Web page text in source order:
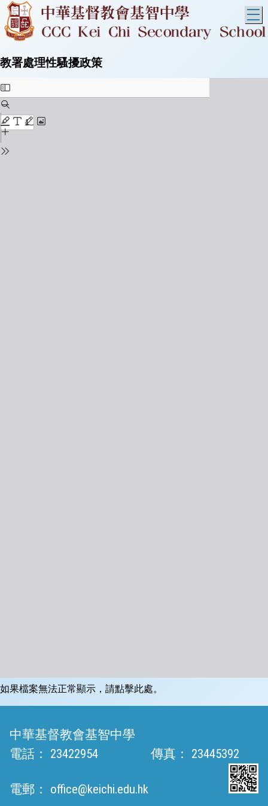
教署處理性騷擾政策
如果檔案無法正常顯示，請點擊此處。
中華基督教會基智中學
電話：
23422954 傳真： 23445392
電郵： office@keichi.edu.hk